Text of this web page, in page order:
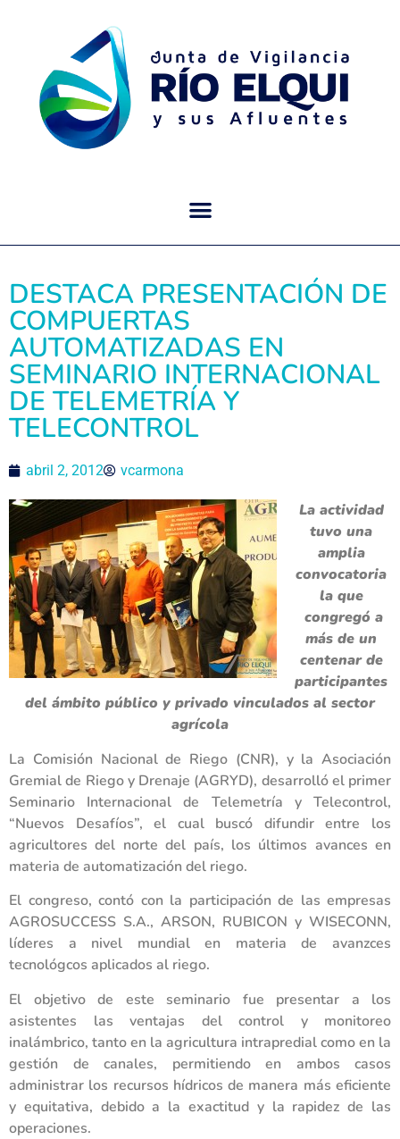
DESTACA PRESENTACIÓN DE
COMPUERTAS
AUTOMATIZADAS EN
SEMINARIO INTERNACIONAL
DE TELEMETRÍA Y
TELECONTROL
abril 2, 2012 vcarmona
La actividad
tuvo una
amplia
convocatoria
la que
congregó a
más de un
centenar de
participantes
del ámbito público y privado vinculados al sector
agrícola
La Comisión Nacional de Riego (CNR), y la Asociación
Gremial de Riego y Drenaje (AGRYD), desarrolló el primer
Seminario Internacional de Telemetría y Telecontrol,
“Nuevos Desafíos”, el cual buscó difundir entre los
agricultores del norte del país, los últimos avances en
materia de automatización del riego.
El congreso, contó con la participación de las empresas
AGROSUCCESS S.A., ARSON, RUBICON y WISECONN,
líderes a nivel mundial en materia de avanzces
tecnológcos aplicados al riego.
El objetivo de este seminario fue presentar a los
asistentes las ventajas del control y monitoreo
inalámbrico, tanto en la agricultura intrapredial como en la
gestión de canales, permitiendo en ambos casos
administrar los recursos hídricos de manera más eficiente
y equitativa, debido a la exactitud y la rapidez de las
operaciones.